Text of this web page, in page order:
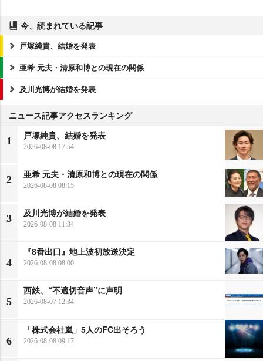
今、読まれている記事
戸塚純貴、結婚を発表
亜希 元夫・清原和博との現在の関係
及川光博が結婚を発表
ニュース記事アクセスランキング
1
戸塚純貴、結婚を発表
2026-08-08 17:54
2
亜希 元夫・清原和博との現在の関係
2026-08-08 08:15
3
及川光博が結婚を発表
2026-08-08 11:34
4
『8番出口』地上波初放送決定
2026-08-08 08:00
5
西鉄、“不適切音声”に声明
2026-08-07 12:34
6
「株式会社嵐」5人のFC出そろう
2026-08-08 09:17